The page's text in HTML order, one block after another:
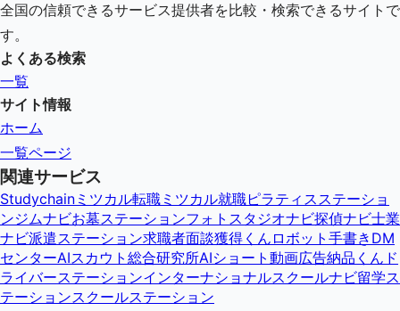
全国の信頼できるサービス提供者を比較・検索できるサイトで
す。
よくある検索
一覧
サイト情報
ホーム
一覧ページ
関連サービス
Studychain ミツカル転職 ミツカル就職ピラティスステーショ
ンジムナビお墓ステーションフォトスタジオナビ探偵ナビ士業
ナビ派遣ステーション求職者面談獲得くん ロボット手書きDM
センターAIスカウト総合研究所AIショート動画広告納品くん ド
ライバーステーションインターナショナルスクールナビ留学ス
テーションスクールステーション